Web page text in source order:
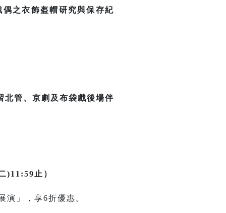
之衣飾盔帽研究與保存紀
北管、京劇及布袋戲後場伴
)11:59止）
演」，享6折優惠。